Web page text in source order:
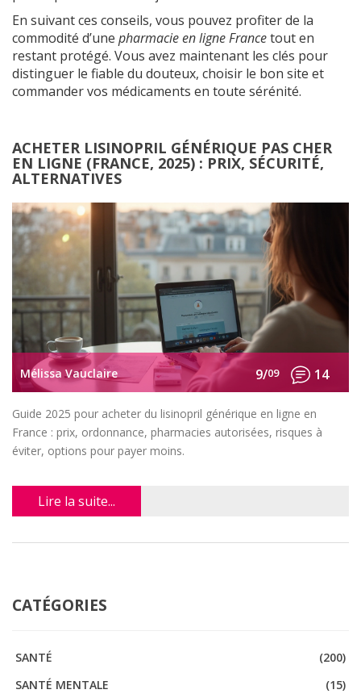
En suivant ces conseils, vous pouvez profiter de la
commodité d’une pharmacie en ligne Francetout en
restant protégé. Vous avez maintenant les clés pour
distinguer le fiable du douteux, choisir le bon site et
commander vos médicaments en toute sérénité.
ACHETER LISINOPRIL GÉNÉRIQUE PAS CHER
EN LIGNE (FRANCE, 2025) : PRIX, SÉCURITÉ,
ALTERNATIVES
Mélissa Vauclaire 9/09 14
Guide 2025 pour acheter du lisinopril générique en ligne en
France : prix, ordonnance, pharmacies autorisées, risques à
éviter, options pour payer moins.
Lire la suite...
CATÉGORIES
SANTÉ
(200)
SANTÉ MENTALE
(15)